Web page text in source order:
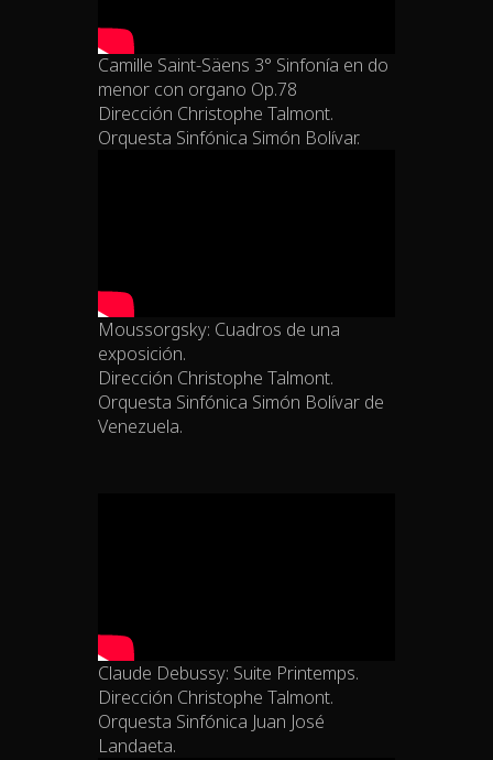
Camille Saint-Säens 3° Sinfonía en do
menor con organo Op.78
Dirección Christophe Talmont.
Orquesta Sinfónica Simón Bolívar.
Moussorgsky: Cuadros de una
exposición.
Dirección Christophe Talmont.
Orquesta Sinfónica Simón Bolívar de
Venezuela.
Claude Debussy: Suite Printemps.
Dirección Christophe Talmont.
Orquesta Sinfónica Juan José
Landaeta.